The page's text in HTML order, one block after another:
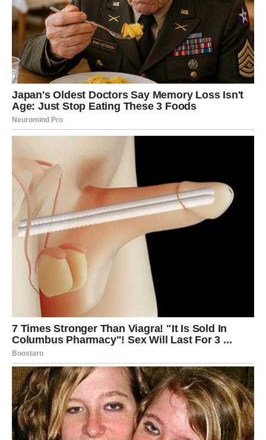
nešto što je unapred zapisano. Privlačnost će biti snažna,
gotovo magnetska, ali i obojena dozom misterije i
neizvesnosti. Biće teško razlikovati šta je stvarnost, a šta
projekcija želja i očekivanja.
Ovaj susret može probuditi emocije koje Rakovi dugo
nisu osetili, ali istovremeno donosi i unutrašnju borbu –
između potrebe za sigurnošću i želje za nečim novim i
nepoznatim.
UNUTRAŠNJI SVET RAKA:
BORBA IZMEĐU RAZUMA I SRCA
Intuicija koja govori glasnije nego ikad
Rakovi će ovog vikenda biti vođeni snažnom intuicijom
koja će im slati jasne signale, ali ih neće uvek biti lako
protumačiti. Postoji osećaj da nešto veliko dolazi ili da se
nešto važno već dešava iza kulisa.
Unutrašnji glas će biti pojačan, gotovo nametljiv, ali će
istovremeno donositi i nemir. Rakovi će se pitati da li da
veruju tom osećaju ili da ga ignorišu i oslanjaju se na
logiku.
Emotivni umor i potreba za povlačenjem
Nakon svih emotivnih oscilacija, dolazi trenutak kada